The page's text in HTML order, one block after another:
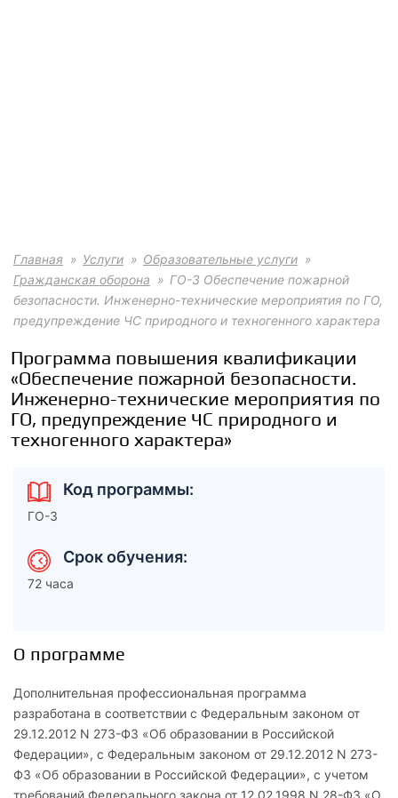
Главная Услуги
Образовательные услуги
Гражданская оборона
ГО-3 Обеспечение пожарной
безопасности. Инженерно-технические мероприятия по ГО,
предупреждение ЧС природного и техногенного характера
Программа повышения квалификации
«Обеспечение пожарной безопасности.
Инженерно-технические мероприятия по
ГО, предупреждение ЧС природного и
техногенного характера»
Код программы:
ГО-3
Срок обучения:
72 часа
О программе
Дополнительная профессиональная программа
разработана в соответствии с Федеральным законом от
29.12.2012 N 273-ФЗ «Об образовании в Российской
Федерации», с Федеральным законом от 29.12.2012 N 273-
ФЗ «Об образовании в Российской Федерации», с учетом
требований Федерального закона от 12.02.1998 N 28-ФЗ «О